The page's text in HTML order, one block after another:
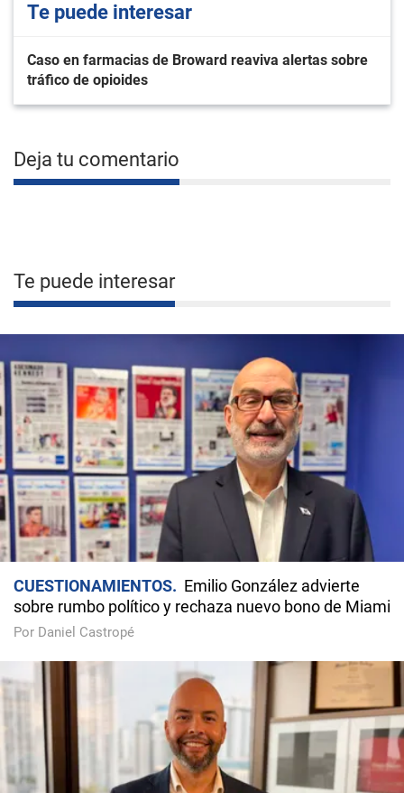
Te puede interesar
Caso en farmacias de Broward reaviva alertas sobre
tráfico de opioides
Deja tu comentario
Te puede interesar
CUESTIONAMIENTOS
Emilio González advierte
sobre rumbo político y rechaza nuevo bono de Miami
Por Daniel Castropé